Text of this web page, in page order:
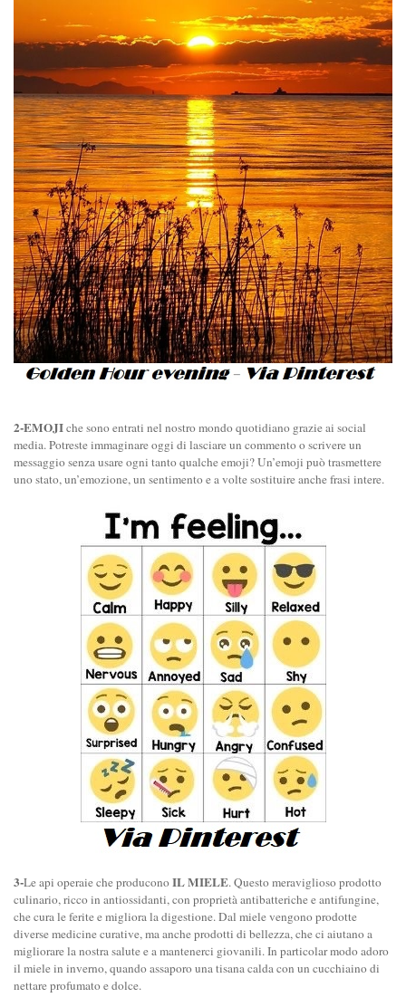
2-EMOJIche sono entrati nel nostro mondo quotidiano grazie ai social
media. Potreste immaginare oggi di lasciare un commento o scrivere un
messaggio senza usare ogni tanto qualche emoji? Un’emoji può trasmettere
uno stato, un’emozione, un sentimento e a volte sostituire anche frasi intere.
3-Le api operaie che produconoIL MIELE. Questo meraviglioso prodotto
culinario, ricco in antiossidanti, con proprietà antibatteriche e antifungine,
che cura le ferite e migliora la digestione. Dal miele vengono prodotte
diverse medicine curative, ma anche prodotti di bellezza, che ci aiutano a
migliorare la nostra salute e a mantenerci giovanili. In particolar modo adoro
il miele in inverno, quando assaporo una tisana calda con un cucchiaino di
nettare profumato e dolce.